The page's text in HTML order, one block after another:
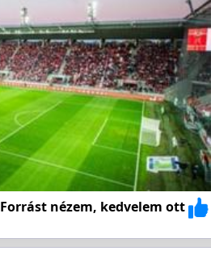
Forrást nézem, kedvelem ott